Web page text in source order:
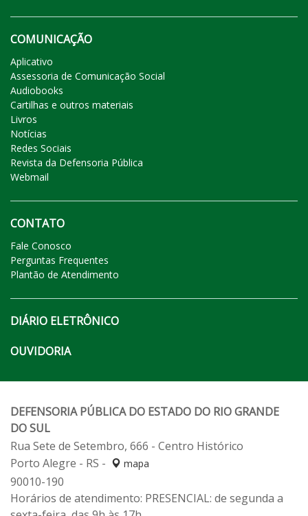
COMUNICAÇÃO
Aplicativo
Assessoria de Comunicação Social
Audiobooks
Cartilhas e outros materiais
Livros
Notícias
Redes Sociais
Revista da Defensoria Pública
Webmail
CONTATO
Fale Conosco
Perguntas Frequentes
Plantão de Atendimento
DIÁRIO ELETRÔNICO
OUVIDORIA
DEFENSORIA PÚBLICA DO ESTADO DO RIO GRANDE
DO SUL
Rua Sete de Setembro, 666 - Centro Histórico
Porto Alegre - RS -
mapa
90010-190
Horários de atendimento: PRESENCIAL: de segunda a